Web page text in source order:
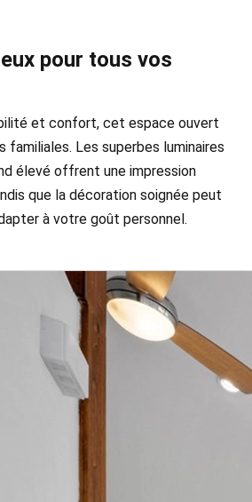
pour tous vos
et confort, cet espace ouvert
familiales. Les superbes luminaires
élevé offrent une impression
que la décoration soignée peut
à votre goût personnel.